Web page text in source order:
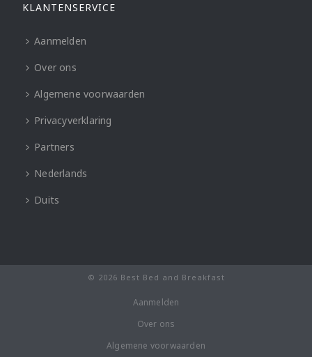
KLANTENSERVICE
Aanmelden
Over ons
Algemene voorwaarden
Privacyverklaring
Partners
Nederlands
Duits
© 2026 Best Bed and Breakfast
Aanmelden
Over ons
Algemene voorwaarden